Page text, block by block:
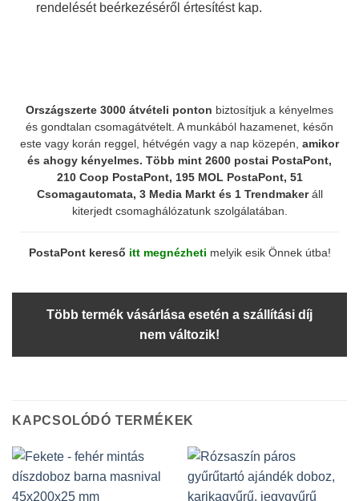
rendelését beérkezéséről értesítést kap.
Országszerte 3000 átvételi ponton biztosítjuk a kényelmes
és gondtalan csomagátvételt. A munkából hazamenet, későn
este vagy korán reggel, hétvégén vagy a nap közepén, amikor
és ahogy kényelmes. Több mint 2600 postai PostaPont,
210 Coop PostaPont, 195 MOL PostaPont, 51
Csomagautomata, 3 Media Markt és 1 Trendmakeráll
kiterjedt csomaghálózatunk szolgálatában.
PostaPont kereső itt megnézheti melyik esik Önnek útba!
Több termék vásárlása esetén a szállítási díj
nem változik!
KAPCSOLÓDÓ TERMÉKEK